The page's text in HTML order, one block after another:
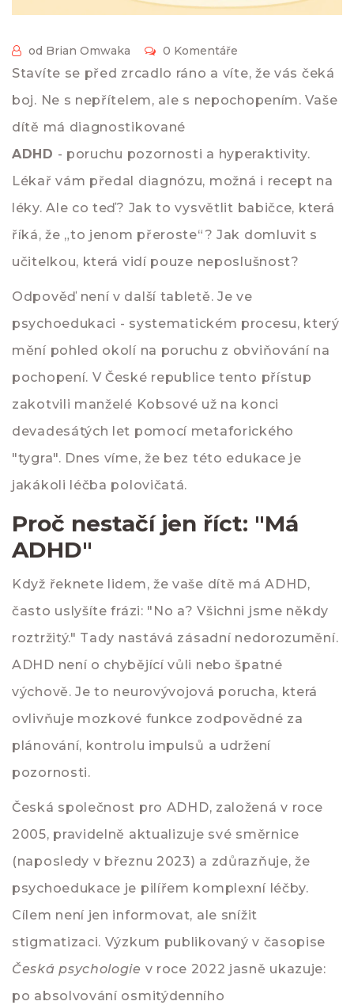
od Brian Omwaka 0 Komentáře
Stavíte se před zrcadlo ráno a víte, že vás čeká
boj. Ne s nepřítelem, ale s nepochopením. Vaše
dítě má diagnostikované
ADHD - poruchu pozornosti a hyperaktivity.
Lékař vám předal diagnózu, možná i recept na
léky. Ale co teď? Jak to vysvětlit babičce, která
říká, že „to jenom přeroste“? Jak domluvit s
učitelkou, která vidí pouze neposlušnost?
Odpověď není v další tabletě. Je ve
psychoedukaci - systematickém procesu, který
mění pohled okolí na poruchu z obviňování na
pochopení. V České republice tento přístup
zakotvili manželé Kobsové už na konci
devadesátých let pomocí metaforického
"tygra". Dnes víme, že bez této edukace je
jakákoli léčba polovičatá.
Proč nestačí jen říct: "Má
ADHD"
Když řeknete lidem, že vaše dítě má ADHD,
často uslyšíte frázi: "No a? Všichni jsme někdy
roztržitý." Tady nastává zásadní nedorozumění.
ADHD není o chybějící vůli nebo špatné
výchově. Je to neurovývojová porucha, která
ovlivňuje mozkové funkce zodpovědné za
plánování, kontrolu impulsů a udržení
pozornosti.
Česká společnost pro ADHD, založená v roce
2005, pravidelně aktualizuje své směrnice
(naposledy v březnu 2023) a zdůrazňuje, že
psychoedukace je pilířem komplexní léčby.
Cílem není jen informovat, ale snížit
stigmatizaci. Výzkum publikovaný v časopise
Česká psychologie v roce 2022 jasně ukazuje:
po absolvování osmitýdenního